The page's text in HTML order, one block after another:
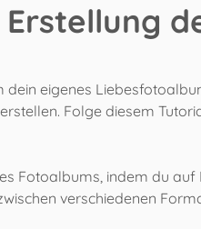
dein eigenes
Folge diesem
Fotoalbums, indem du
verschiedenen